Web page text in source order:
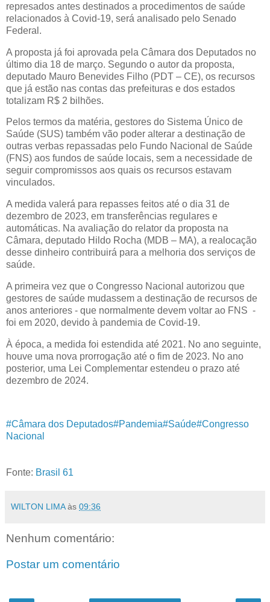
represados antes destinados a procedimentos de saúde
relacionados à Covid-19, será analisado pelo Senado
Federal.
A proposta já foi aprovada pela Câmara dos Deputados no
último dia 18 de março. Segundo o autor da proposta,
deputado Mauro Benevides Filho (PDT – CE), os recursos
que já estão nas contas das prefeituras e dos estados
totalizam R$ 2 bilhões.
Pelos termos da matéria, gestores do Sistema Único de
Saúde (SUS) também vão poder alterar a destinação de
outras verbas repassadas pelo Fundo Nacional de Saúde
(FNS) aos fundos de saúde locais, sem a necessidade de
seguir compromissos aos quais os recursos estavam
vinculados.
A medida valerá para repasses feitos até o dia 31 de
dezembro de 2023, em transferências regulares e
automáticas. Na avaliação do relator da proposta na
Câmara, deputado Hildo Rocha (MDB – MA), a realocação
desse dinheiro contribuirá para a melhoria dos serviços de
saúde.
A primeira vez que o Congresso Nacional autorizou que
gestores de saúde mudassem a destinação de recursos de
anos anteriores - que normalmente devem voltar ao FNS -
foi em 2020, devido à pandemia de Covid-19.
À época, a medida foi estendida até 2021. No ano seguinte,
houve uma nova prorrogação até o fim de 2023. No ano
posterior, uma Lei Complementar estendeu o prazo até
dezembro de 2024.
#Câmara dos Deputados#Pandemia#Saúde#Congresso
Nacional
Fonte: Brasil 61
WILTON LIMA às 09:36
Nenhum comentário:
Postar um comentário